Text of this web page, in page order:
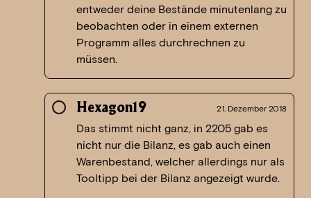
entweder deine Bestände minutenlang zu
beobachten oder in einem externen
Programm alles durchrechnen zu
müssen.
Hexagon19 21. Dezember 2018
Das stimmt nicht ganz, in 2205 gab es
nicht nur die Bilanz, es gab auch einen
Warenbestand, welcher allerdings nur als
Tooltipp bei der Bilanz angezeigt wurde.